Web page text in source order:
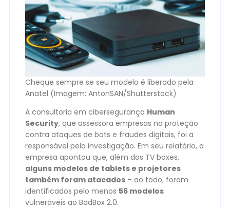
Cheque sempre se seu modelo é liberado pela
Anatel (Imagem: AntonSAN/Shutterstock)
A consultoria em cibersegurança Human
Security, que assessora empresas na proteção
contra ataques de bots e fraudes digitais, foi a
responsável pela investigação. Em seu relatório, a
empresa apontou que, além dos TV boxes,
alguns modelos de tablets e projetores
também foram atacados – ao todo, foram
identificados pelo menos 56 modelos
vulneráveis ao BadBox 2.0.